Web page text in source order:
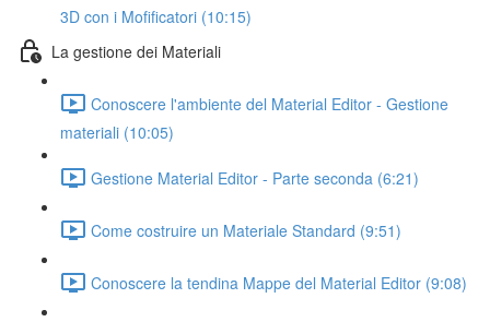
3D con i Mofificatori (10:15)
La gestione dei Materiali
Conoscere l'ambiente del Material Editor - Gestione
materiali (10:05)
Gestione Material Editor - Parte seconda (6:21)
Come costruire un Materiale Standard (9:51)
Conoscere la tendina Mappe del Material Editor (9:08)